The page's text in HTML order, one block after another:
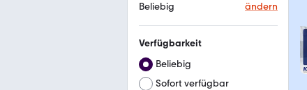
Beliebig
ändern
Verfügbarkeit
Beliebig
Sofort verfügbar